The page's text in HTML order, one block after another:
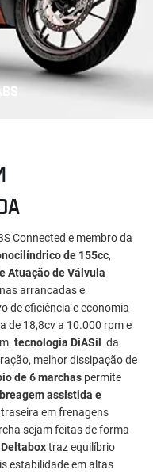
Connected e membro da
de 155cc,
Atuação de Válvula
arrancadas e
de eficiência e economia
de 18,8cv a 10.000 rpm e
tecnologia DiASil
da
melhor dissipação de
de 6 marchas permite
assistida e
em frenagens
sejam feitas de forma
traz equilíbrio
estabilidade em altas